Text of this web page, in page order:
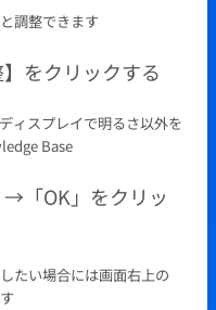
調整できます
をクリックする
「OK」をクリッ
たい場合には画面右上の